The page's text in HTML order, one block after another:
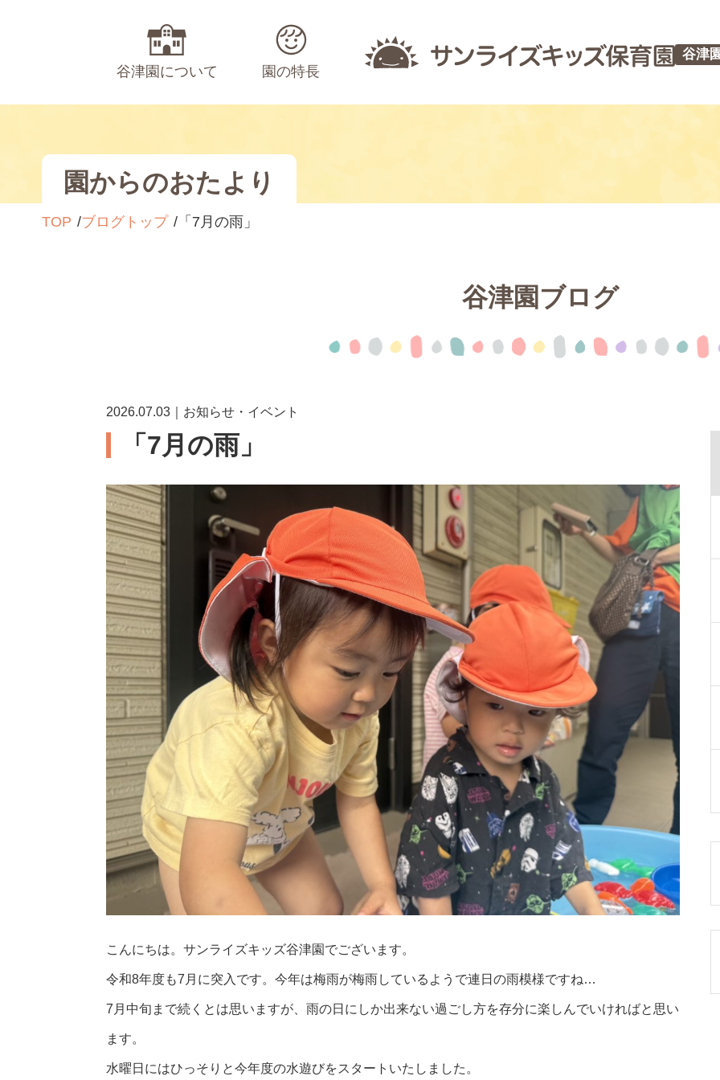
谷津園について 園の特長
谷津
園からのおたより
TOP ブログトップ 「7月の雨」
谷津園ブログ
2026.07.03｜お知らせ・イベント
「7月の雨」
こんにちは。サンライズキッズ谷津園でございます。
令和8年度も7月に突入です。今年は梅雨が梅雨しているようで連日の雨模様ですね…
7月中旬まで続くとは思いますが、雨の日にしか出来ない過ごし方を存分に楽しんでいければと思い
ます。
水曜日にはひっそりと今年度の水遊びをスタートいたしました。